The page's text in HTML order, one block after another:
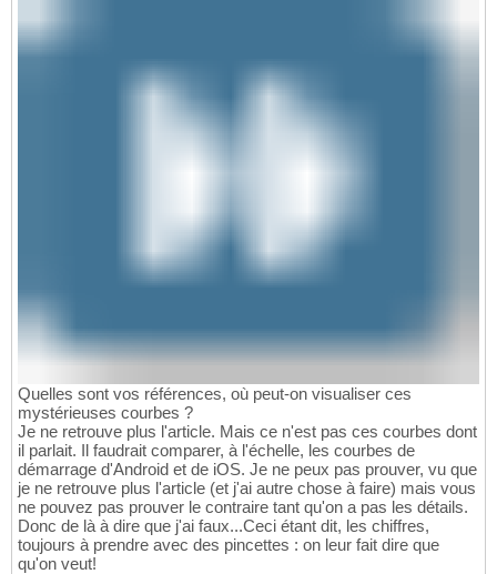
Quelles sont vos références, où peut-on visualiser ces
mystérieuses courbes ?
Je ne retrouve plus l'article. Mais ce n'est pas ces courbes dont
il parlait. Il faudrait comparer, à l'échelle, les courbes de
démarrage d'Android et de iOS. Je ne peux pas prouver, vu que
je ne retrouve plus l'article (et j'ai autre chose à faire) mais vous
ne pouvez pas prouver le contraire tant qu'on a pas les détails.
Donc de là à dire que j'ai faux...Ceci étant dit, les chiffres,
toujours à prendre avec des pincettes : on leur fait dire que
qu'on veut!